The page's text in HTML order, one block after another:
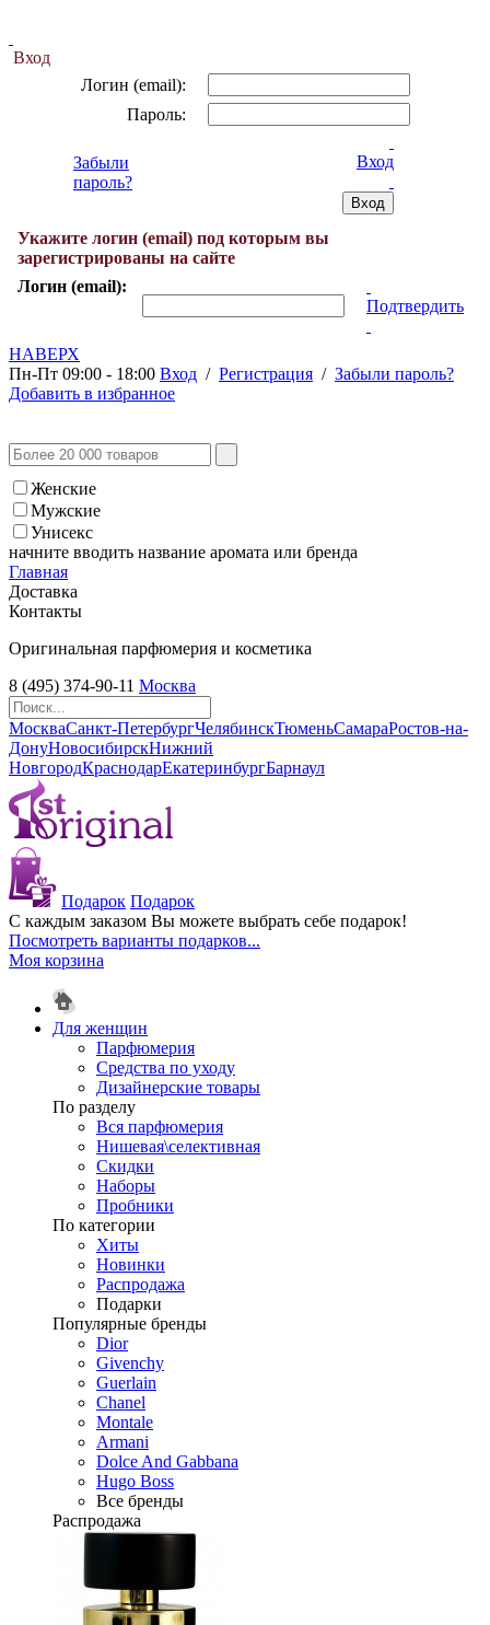
Вход
Логин (email):
Пароль:
Забыли
пароль?
Вход
Укажите логин (email) под которым вы
зарегистрированы на сайте
Логин (email):
Подтвердить
НАВЕРХ
Пн-Пт 09:00 - 18:00 Вход / Регистрация / Забыли пароль?
Добавить в избранное
Женские
Мужские
Унисекс
начните вводить название аромата или бренда
Главная
Доставка
Контакты
Оригинальная парфюмерия и косметика
8 (495) 374-90-11 Москва
МоскваСанкт-ПетербургЧелябинскТюменьСамараРостов-на-
ДонуНовосибирскНижний
НовгородКраснодарЕкатеринбургБарнаул
Подарок Подарок
С каждым заказом Вы можете выбрать себе подарок!
Посмотреть варианты подарков...
Моя корзина
Для женщин
Парфюмерия
Средства по уходу
Дизайнерские товары
По разделу
Вся парфюмерия
Нишевая\селективная
Скидки
Наборы
Пробники
По категории
Хиты
Новинки
Распродажа
Подарки
Популярные бренды
Dior
Givenchy
Guerlain
Chanel
Montale
Armani
Dolce And Gabbana
Hugo Boss
Все бренды
Распродажа